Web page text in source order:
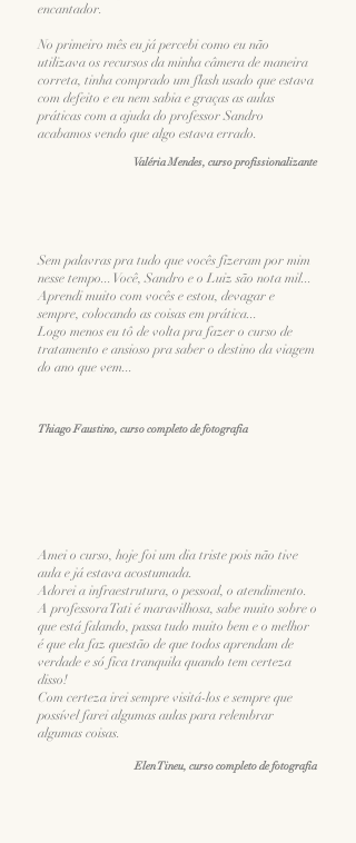
encantador.
No primeiro mês eu já percebi como eu não
utilizava os recursos da minha câmera de maneira
correta, tinha comprado um flash usado que estava
com defeito e eu nem sabia e graças as aulas
práticas com a ajuda do professor Sandro
acabamos vendo que algo estava errado.
Valéria Mendes, curso profissionalizante
Sem palavras pra tudo que vocês fizeram por mim
nesse tempo... Você, Sandro e o Luiz são nota mil...
Aprendi muito com vocês e estou, devagar e
sempre, colocando as coisas em prática...
Logo menos eu tô de volta pra fazer o curso de
tratamento e ansioso pra saber o destino da viagem
do ano que vem...
Thiago Faustino, curso completo de fotografia
Amei o curso, hoje foi um dia triste pois não tive
aula e já estava acostumada.
Adorei a infraestrutura, o pessoal, o atendimento.
A professora Tati é maravilhosa, sabe muito sobre o
que está falando, passa tudo muito bem e o melhor
é que ela faz questão de que todos aprendam de
verdade e só fica tranquila quando tem certeza
disso!
Com certeza irei sempre visitá-los e sempre que
possível farei algumas aulas para relembrar
algumas coisas.
Elen Tineu, curso completo de fotografia